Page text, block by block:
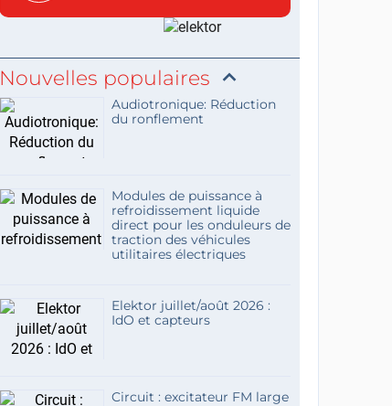
Nouvelles populaires
Audiotronique: Réduction
du ronflement
Modules de puissance à
refroidissement liquide
direct pour les onduleurs de
traction des véhicules
utilitaires électriques
Elektor juillet/août 2026 :
IdO et capteurs
Circuit : excitateur FM large